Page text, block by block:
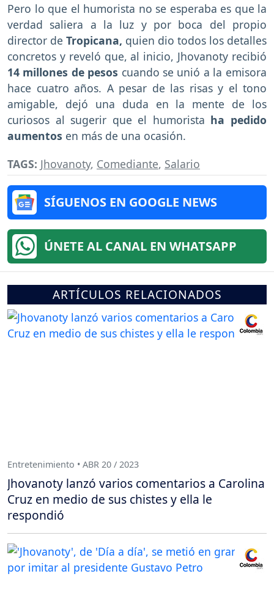
Pero lo que el humorista no se esperaba es que la
verdad saliera a la luz y por boca del propio
director de Tropicana, quien dio todos los detalles
concretos y reveló que, al inicio, Jhovanoty recibió
14 millones de pesos cuando se unió a la emisora
hace cuatro años. A pesar de las risas y el tono
amigable, dejó una duda en la mente de los
curiosos al sugerir que el humorista ha pedido
aumentos en más de una ocasión.
TAGS: Jhovanoty, Comediante, Salario
SÍGUENOS EN GOOGLE NEWS
ÚNETE AL CANAL EN WHATSAPP
ARTÍCULOS RELACIONADOS
Entretenimiento • ABR 20 / 2023
Jhovanoty lanzó varios comentarios a Carolina
Cruz en medio de sus chistes y ella le
respondió